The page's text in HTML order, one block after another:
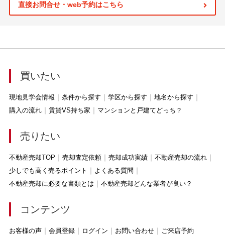
直接お問合せ・web予約はこちら
買いたい
現地見学会情報 条件から探す 学区から探す
地名から探す
購入の流れ
賃貸VS持ち家 マンションと戸建てどっち？
売りたい
不動産売却TOP 売却査定依頼 売却成功実績
不動産売却の流れ
少しでも高く売るポイント
よくある質問
不動産売却に必要な書類とは
不動産売却どんな業者が良い？
コンテンツ
お客様の声 会員登録 ログイン お問い合わせ ご来店予約